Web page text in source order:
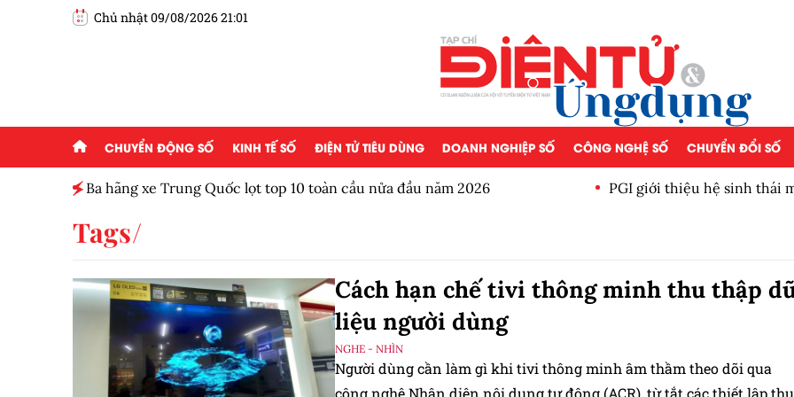
Chủ nhật 09/08/2026 21:01
CHUYỂN ĐỘNG SỐ KINH TẾ SỐ ĐIỆN TỬ TIÊU DÙNG DOANH NGHIỆP SỐ CÔNG NGHỆ SỐ CHUYỂN ĐỔI SỐ
Ba hãng xe Trung Quốc lọt top 10 toàn cầu nửa đầu năm 2026 PGI giới thiệu hệ sinh thái
Tags
Cách hạn chế tivi thông minh thu thập
liệu người dùng
NGHE - NHÌN
Người dùng cần làm gì khi tivi thông minh âm thầm theo dõi qua
công nghệ Nhận diện nội dung tự động (ACR), từ tắt các thiết lập thu